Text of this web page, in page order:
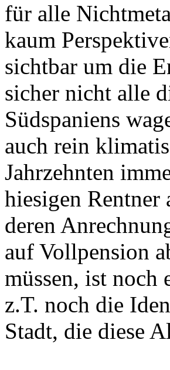
für alle
kaum
sichtbar um die
sicher nicht alle
Südspaniens
auch rein
Jahrzehnten
hiesigen
deren
auf Vollpension
müssen, ist noch
z.T. noch die
Stadt, die diese